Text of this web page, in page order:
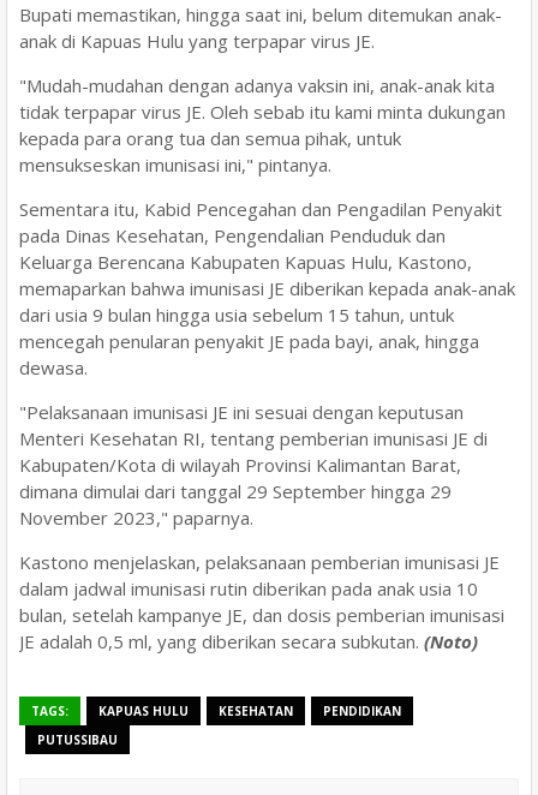
Bupati memastikan, hingga saat ini, belum ditemukan anak-
anak di Kapuas Hulu yang terpapar virus JE.
"Mudah-mudahan dengan adanya vaksin ini, anak-anak kita
tidak terpapar virus JE. Oleh sebab itu kami minta dukungan
kepada para orang tua dan semua pihak, untuk
mensukseskan imunisasi ini," pintanya.
Sementara itu, Kabid Pencegahan dan Pengadilan Penyakit
pada Dinas Kesehatan, Pengendalian Penduduk dan
Keluarga Berencana Kabupaten Kapuas Hulu, Kastono,
memaparkan bahwa imunisasi JE diberikan kepada anak-anak
dari usia 9 bulan hingga usia sebelum 15 tahun, untuk
mencegah penularan penyakit JE pada bayi, anak, hingga
dewasa.
"Pelaksanaan imunisasi JE ini sesuai dengan keputusan
Menteri Kesehatan RI, tentang pemberian imunisasi JE di
Kabupaten/Kota di wilayah Provinsi Kalimantan Barat,
dimana dimulai dari tanggal 29 September hingga 29
November 2023," paparnya.
Kastono menjelaskan, pelaksanaan pemberian imunisasi JE
dalam jadwal imunisasi rutin diberikan pada anak usia 10
bulan, setelah kampanye JE, dan dosis pemberian imunisasi
JE adalah 0,5 ml, yang diberikan secara subkutan. (Noto)
TAGS: KAPUAS HULU KESEHATAN
PENDIDIKAN
PUTUSSIBAU